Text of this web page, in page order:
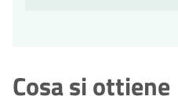
Cosa si ottiene